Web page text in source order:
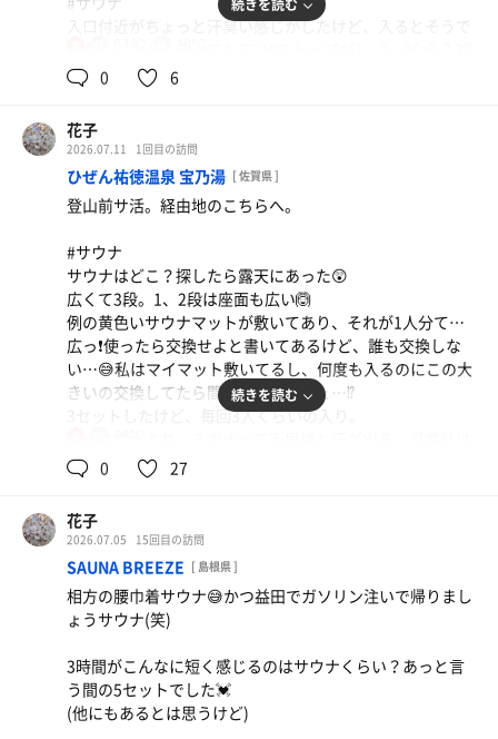
りがたかったけど、施設的にはちょっと心配…。
入口付近がちょっと汗臭い感じがしたけど、入るとそうで
さすがに初めて‼️
ど、テレビも2台でしかも別々のチャンネル😲⤴️見たい方へ
陣取れる👌
もしかして50人でも入れるのでは？
3段で座面広い❗️
個人用マットは無い…長崎はそうなのか？昨日もそうだっ
でも、リーズナブルな料金だし、それくらいは問題ありま
せん❗️マイマット、マイシャンプーとリンスで🆗✌️
熱いし疲れもあってか8分がやっと。
8、10、12分と延ばそうと思ったけど、熱すぎて8、9、10
分🥵デジタル温度計が 84℃くらいを表示してるけど、も
っとあると思う😅
トだけなんとか…。それまでは1分30秒で限界が…😰
#外気浴
プラ椅子多数。インフィニティが2❤️
皆さん意外にインフィニティ使わないので、3セットとも
使わせてもらいました😊💕
綺麗な青空と気持ちいい風。お姉さまたちの語らいも程よ
いBGM(笑)
インフィニティの使い方がわからずあたふたしている若者
に教えて、一日一善👍️
とにかく荷物棚が多い…ここまであるのも初めてかも❗️
続きを読む
0 6
花子
2026.07.11 1回目の訪問
ひぜん祐徳温泉 宝乃湯 [ 佐賀県 ]
登山前サ活。経由地のこちらへ。
#サウナ
サウナはどこ？探したら露天にあった😲
広くて3段。1、2段は座面も広い🙆
例の黄色いサウナマットが敷いてあり、それが1人分て…
広っ❗️使ったら交換せよと書いてあるけど、誰も交換しな
い…😅私はマイマット敷いてるし、何度も入るのにこの大
きいの交換してたら間に合わんでしょ…⁉️
3セットしたけど、毎回3人くらいの入り。
88～90だけどそこまではない感じ…😅サウナタイマーで
なくて普通の大きな時計のみ。露天にサ室向きにテレビが
設置してある。不具合で中止だったけど。
12分×3
#水風呂
2分入れたから19～20℃くらい？サ室前に広い水風呂あ
り、シャワーとか無いから汗は水風呂を汲んでかかる。私
ど(笑)
#休憩スペース
続きを読む
0 27
花子
2026.07.05 15回目の訪問
SAUNA BREEZE [ 島根県 ]
相方の腰巾着サウナ😅かつ益田でガソリン注いで帰りまし
ょうサウナ(笑)
3時間がこんなに短く感じるのはサウナくらい？あっと言
う間の5セットでした💓
(他にもあるとは思うけど)